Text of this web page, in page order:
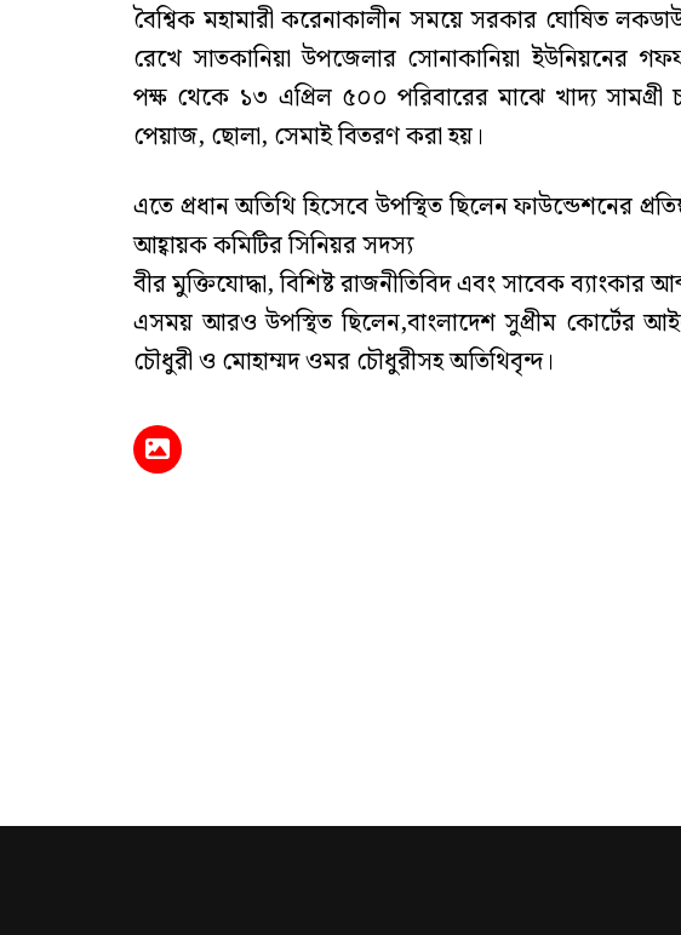
বৈশ্বিক মহামারী করেনাকালীন সময়ে সরকার ঘোষিত
রেখে সাতকানিয়া উপজেলার সোনাকানিয়া ইউনিয়নের
পক্ষ থেকে ১৩ এপ্রিল ৫০০ পরিবারের মাঝে খাদ্য
পেয়াজ, ছোলা, সেমাই বিতরণ করা হয়।
এতে প্রধান অতিথি হিসেবে উপস্থিত ছিলেন ফাউন্ডেশনের
আহ্বায়ক কমিটির সিনিয়র সদস্য
বীর মুক্তিযোদ্ধা, বিশিষ্ট রাজনীতিবিদ এবং সাবেক
এসময় আরও উপস্থিত ছিলেন,বাংলাদেশ সুপ্রীম কোর্টের
চৌধুরী ও মোহাম্মদ ওমর চৌধুরীসহ অতিথিবৃন্দ।